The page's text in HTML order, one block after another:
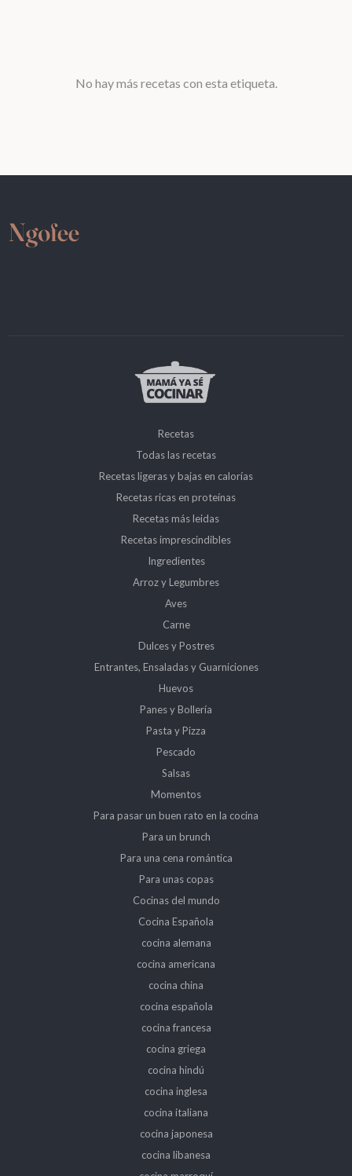
No hay más recetas con esta etiqueta.
Recetas
Todas las recetas
Recetas ligeras y bajas en calorías
Recetas ricas en proteínas
Recetas más leidas
Recetas imprescindibles
Ingredientes
Arroz y Legumbres
Aves
Carne
Dulces y Postres
Entrantes, Ensaladas y Guarniciones
Huevos
Panes y Bollería
Pasta y Pizza
Pescado
Salsas
Momentos
Para pasar un buen rato en la cocina
Para un brunch
Para una cena romántica
Para unas copas
Cocinas del mundo
Cocina Española
cocina alemana
cocina americana
cocina china
cocina española
cocina francesa
cocina griega
cocina hindú
cocina inglesa
cocina italiana
cocina japonesa
cocina libanesa